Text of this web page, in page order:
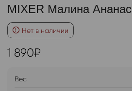
MIXER Малина Ананас
Нет в наличии
1 890₽
Вес